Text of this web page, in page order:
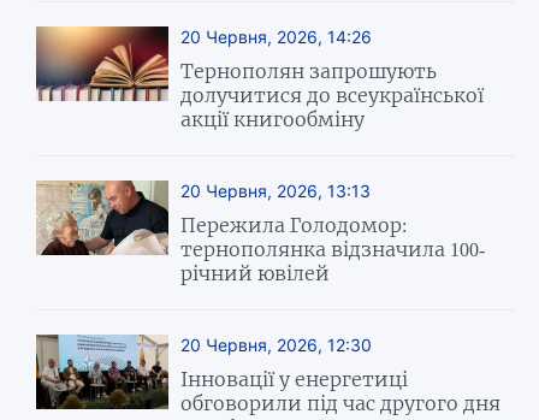
20 Червня, 2026, 14:26
Тернополян запрошують
долучитися до всеукраїнської
акції книгообміну
20 Червня, 2026, 13:13
Пережила Голодомор:
тернополянка відзначила 100-
річний ювілей
20 Червня, 2026, 12:30
Інновації у енергетиці
обговорили під час другого дня